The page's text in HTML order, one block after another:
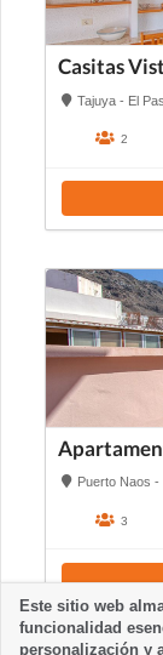
Casitas
Tajuya - El
2
Puerto Naos -
3
Este sitio web
funcionalidad
personalización y